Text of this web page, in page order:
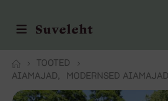
TOOTED
AIAMAJAD , MODERNSED AIAMAJAD